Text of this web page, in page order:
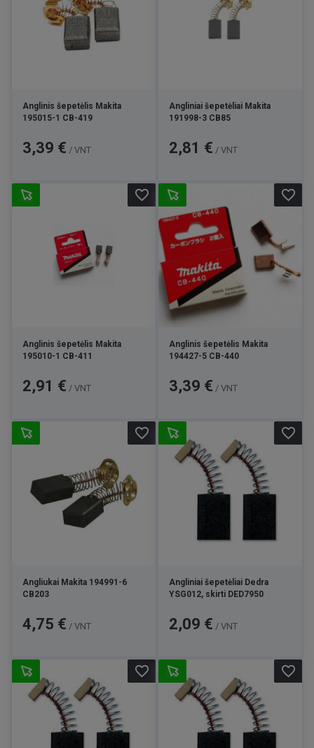
Anglinis šepetėlis Makita
195015-1 CB-419
Kaina
3,39 € / VNT
Angliniai šepetėliai Makita
191998-3 CB85
Kaina
2,81 € / VNT
Anglinis šepetėlis Makita
195010-1 CB-411
Kaina
2,91 € / VNT
favorite_border
Anglinis šepetėlis Makita
194427-5 CB-440
Kaina
3,39 € / VNT
favorite_border
Angliukai Makita 194991-6
CB203
Kaina
4,75 € / VNT
favorite_border
Angliniai šepetėliai Dedra
YSG012, skirti DED7950
Kaina
2,09 € / VNT
favorite_border
favorite_border favorite_border